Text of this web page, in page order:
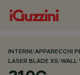
INTERNI/APPARECCHI
LASER BLADE XS/WALL